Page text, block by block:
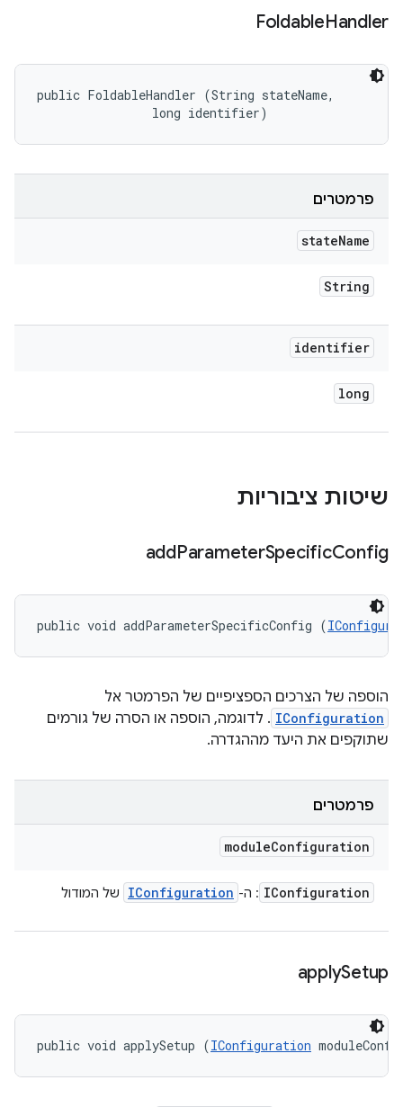
FoldableHandler
public FoldableHandler (String stateName,
                long identifier)
פרמטרים
stateName
String
identifier
long
שיטות ציבוריות
addParameterSpecificConfig
public void addParameterSpecificConfig (
הוספה של הצרכים הספציפיים של הפרמטר אל
IConfiguration . לדוגמה, הוספה או הסרה של גורמים
שתוקפים את היעד מההגדרה.
פרמטרים
moduleConfiguration
IConfiguration : ה- IConfiguration של המודול
applySetup
public void applySetup (IConfiguration